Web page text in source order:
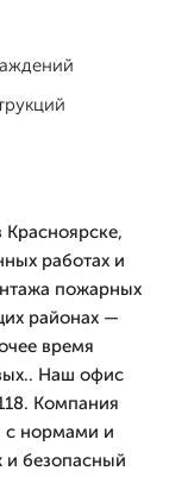
работах и
пожарных
районах —
время
Наш офис
Компания
с нормами и
и безопасный